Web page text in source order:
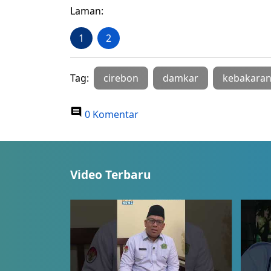
Laman:
1 2
Tag: cirebon damkar kebakaran
0 Komentar
Video Terbaru